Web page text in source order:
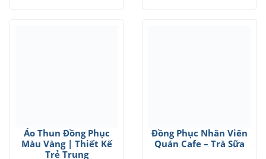
Áo Thun Đồng Phục
Màu Vàng | Thiết Kế
Trẻ Trung
Đồng Phục Nhân Viên
Quán Cafe – Trà Sữa